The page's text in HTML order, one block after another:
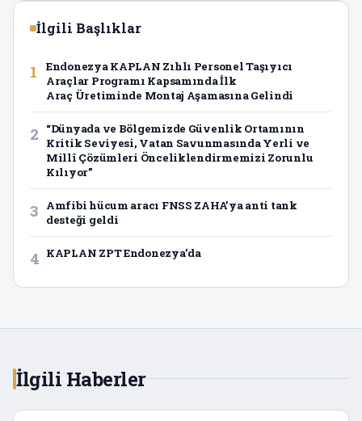
İlgili Başlıklar
1
Endonezya KAPLAN Zıhlı Personel Taşıyıcı
Araçlar Programı Kapsamında İlk
Araç Üretiminde Montaj Aşamasına Gelindi
2
“Dünyada ve Bölgemizde Güvenlik Ortamının
Kritik Seviyesi, Vatan Savunmasında Yerli ve
Millî Çözümleri Önceliklendirmemizi Zorunlu
Kılıyor”
3
Amfibi hücum aracı FNSS ZAHA’ya anti tank
desteği geldi
4 KAPLAN ZPT Endonezya’da
İlgili Haberler